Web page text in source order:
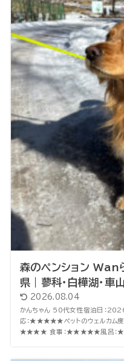
森のペンション Wan
県｜蓼科・白樺湖・車
2026.08.04
かんちゃん 50代女性宿泊日：
応：★★★★★ペットのウェルカム
★★★★ 食事：★★★★★風呂：